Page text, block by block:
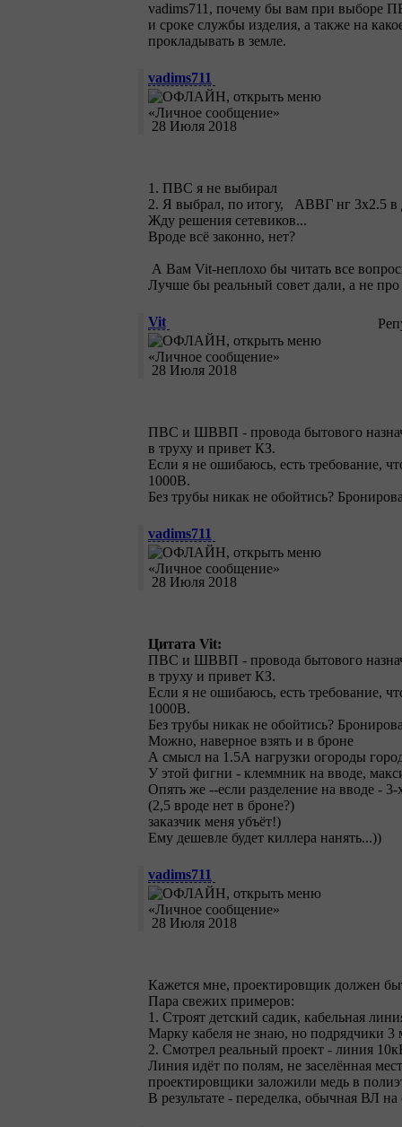
vadims711, почему бы вам при выборе
и сроке службы изделия, а также на
прокладывать в земле.
vadims711
28 Июля 2018
1. ПВС я не выбирал
2. Я выбрал, по итогу, АВВГ нг 3х2.5 в
Жду решения сетевиков...
Вроде всё законно, нет?
А Вам Vit-неплохо бы читать все
Лучше бы реальный совет дали, а не про
Vit
28 Июля 2018
ПВС и ШВВП - провода бытового
в труху и привет КЗ.
Если я не ошибаюсь, есть требование,
1000В.
Без трубы никак не обойтись?
vadims711
28 Июля 2018
Цитата Vit:
ПВС и ШВВП - провода бытового
в труху и привет КЗ.
Если я не ошибаюсь, есть требование,
1000В.
Без трубы никак не обойтись?
Можно, наверное взять и в броне
А смысл на 1.5А нагрузки огороды
У этой фигни - клеммник на вводе,
Опять же --если разделение на вводе -
(2,5 вроде нет в броне?)
заказчик меня убъёт!)
Ему дешевле будет киллера нанять...))
vadims711
28 Июля 2018
Кажется мне, проектировщик должен
Пара свежих примеров:
1. Строят детский садик, кабельная
Марку кабеля не знаю, но подрядчики 3
2. Смотрел реальный проект - линия
Линия идёт по полям, не заселённая
проектировщики заложили медь в
В результате - переделка, обычная ВЛ